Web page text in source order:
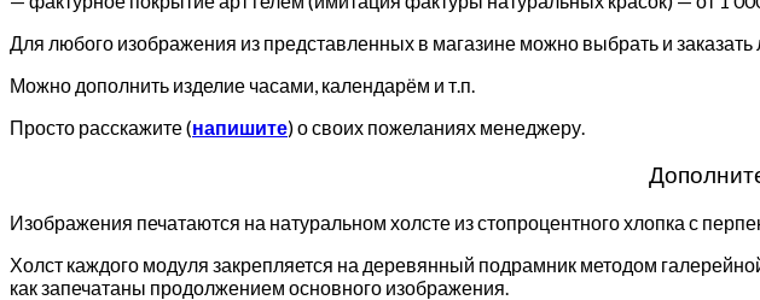
Для любого изображения из представленных в магазине можно выбрать и
Можно дополнить изделие часами, календарём и т.п.
Просто расскажите (напишите) о своих пожеланиях менеджеру.
Изображения печатаются на натуральном холсте из стопроцентного хлопка с
Холст каждого модуля закрепляется на деревянный подрамник методом
как запечатаны продолжением основного изображения.